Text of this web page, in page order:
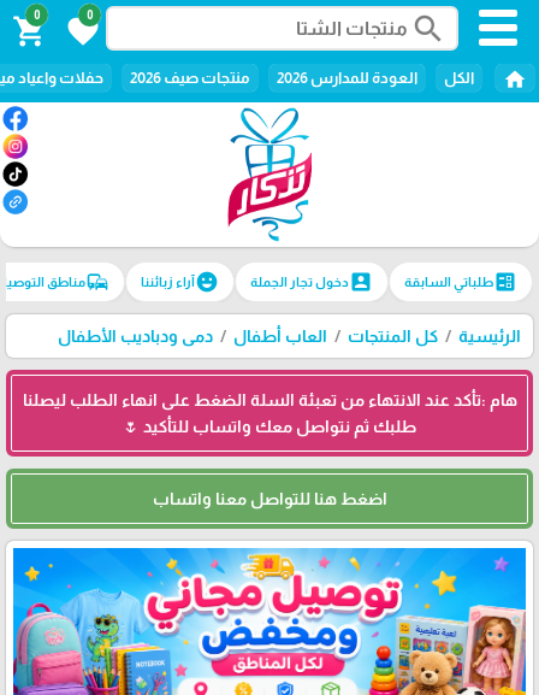
search
0
favorite
0
shopping_cart
home الكل العودة للمدارس 2026 منتجات صيف 2026 حفلات واعياد
ballotطلباتي السابقة account_boxدخول تجار الجملة emoji_emotionsآراء زبائننا commuteمناطق
الرئيسية كل المنتجات العاب أطفال دمى ودباديب الأطفال
هام :تأكد عند الانتهاء من تعبئة السلة الضغط على انهاء الطلب ليصلنا
طلبك ثم نتواصل معك واتساب للتأكيد 🌷
اضغط هنا للتواصل معنا واتساب